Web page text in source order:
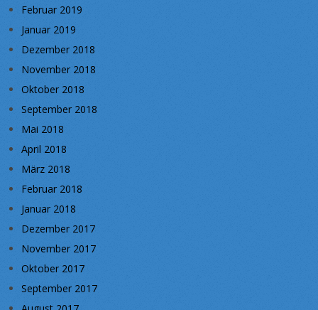
Februar 2019
Januar 2019
Dezember 2018
November 2018
Oktober 2018
September 2018
Mai 2018
April 2018
März 2018
Februar 2018
Januar 2018
Dezember 2017
November 2017
Oktober 2017
September 2017